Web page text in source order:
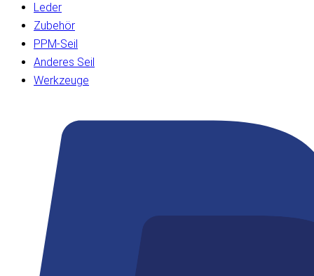
Leder
Zubehör
PPM-Seil
Anderes Seil
Werkzeuge